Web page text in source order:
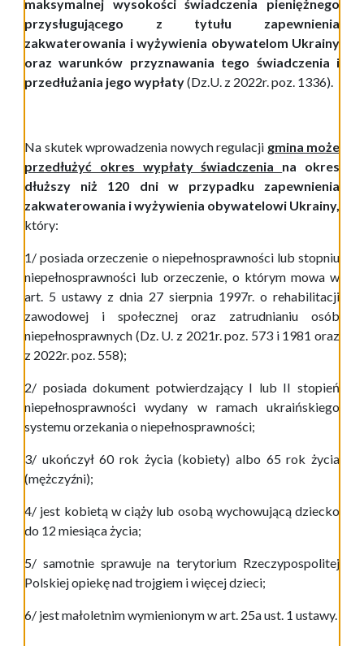
maksymalnej wysokości świadczenia pieniężnego
przysługującego z tytułu zapewnienia
zakwaterowania i wyżywienia obywatelom Ukrainy
oraz warunków przyznawania tego świadczenia i
przedłużania jego wypłaty(Dz.U. z 2022r. poz. 1336).
Na skutek wprowadzenia nowych regulacji gmina może
przedłużyć okres wypłaty świadczenia na okres
dłuższy niż 120 dni w przypadku zapewnienia
zakwaterowania i wyżywienia obywatelowi Ukrainy,
który:
1/ posiada orzeczenie o niepełnosprawności lub stopniu
niepełnosprawności lub orzeczenie, o którym mowa w
art. 5 ustawy z dnia 27 sierpnia 1997r. o rehabilitacji
zawodowej i społecznej oraz zatrudnianiu osób
niepełnosprawnych (Dz. U. z 2021r. poz. 573 i 1981 oraz
z 2022r. poz. 558);
2/ posiada dokument potwierdzający I lub II stopień
niepełnosprawności wydany w ramach ukraińskiego
systemu orzekania o niepełnosprawności;
3/ ukończył 60 rok życia (kobiety) albo 65 rok życia
(mężczyźni);
4/ jest kobietą w ciąży lub osobą wychowującą dziecko
do 12 miesiąca życia;
5/ samotnie sprawuje na terytorium Rzeczypospolitej
Polskiej opiekę nad trojgiem i więcej dzieci;
6/ jest małoletnim wymienionym w art. 25a ust. 1 ustawy.